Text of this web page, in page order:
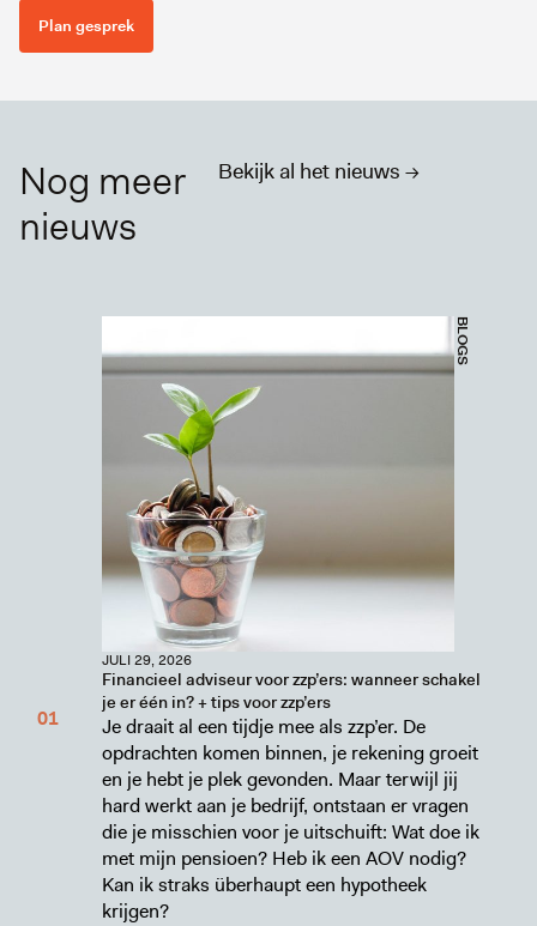
Plan gesprek
Nog meer
nieuws
Bekijk al het nieuws ->
BLOGS
JULI 29, 2026
Financieel adviseur voor zzp’ers: wanneer schakel
je er één in? + tips voor zzp’ers
Je draait al een tijdje mee als zzp’er. De
opdrachten komen binnen, je rekening groeit
en je hebt je plek gevonden. Maar terwijl jij
hard werkt aan je bedrijf, ontstaan er vragen
die je misschien voor je uitschuift: Wat doe ik
met mijn pensioen? Heb ik een AOV nodig?
Kan ik straks überhaupt een hypotheek
krijgen?